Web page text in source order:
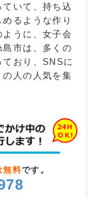
いて、持ち込
るような作り
うに、女子会
市は、多くの
おり、SNSに
人の人気を集
無料です。